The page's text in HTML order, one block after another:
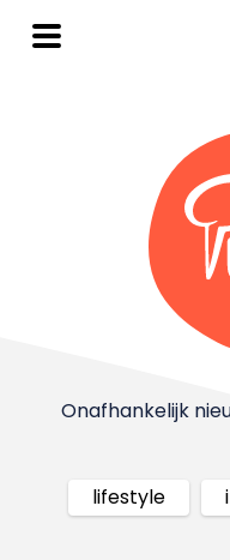
Onafhankelijk
lifestyle